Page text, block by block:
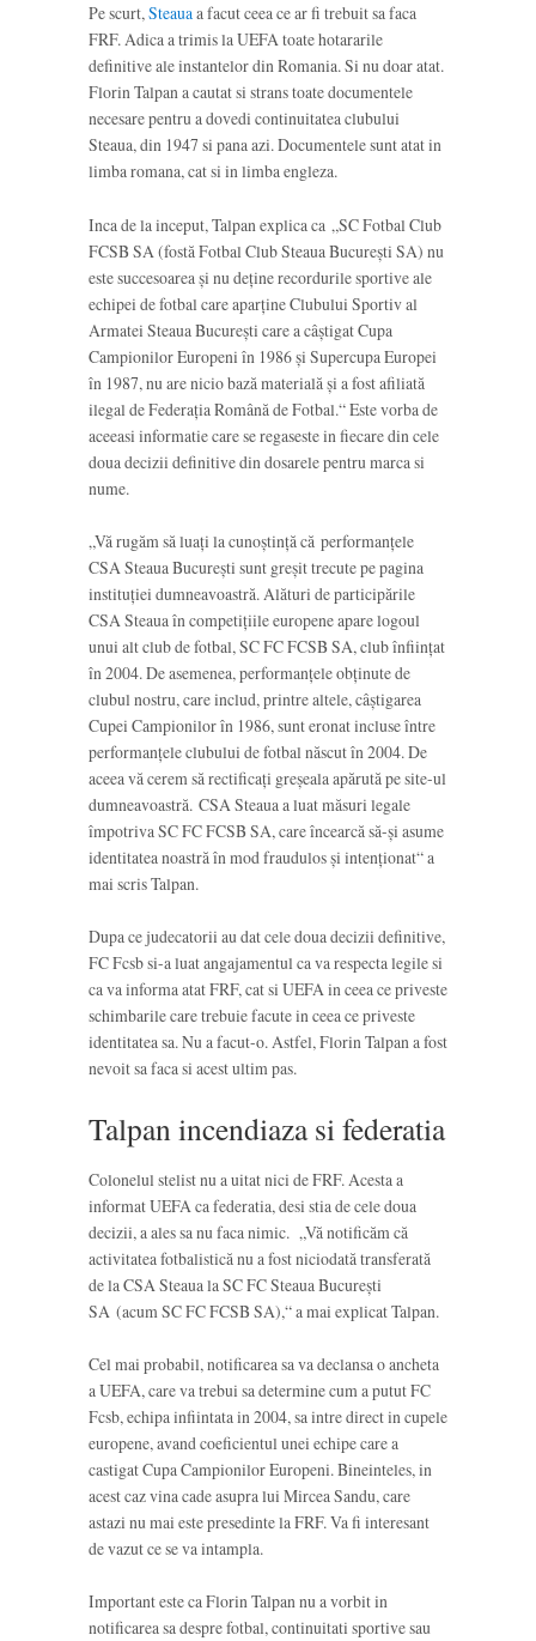
Pe scurt,Steauaa facut ceea ce ar fi trebuit sa faca
FRF. Adica a trimis la UEFA toate hotararile
definitive ale instantelor din Romania. Si nu doar atat.
Florin Talpan a cautat si strans toate documentele
necesare pentru a dovedi continuitatea clubului
Steaua, din 1947 si pana azi. Documentele sunt atat in
limba romana, cat si in limba engleza.
Inca de la inceput, Talpan explica ca „SC Fotbal Club
FCSB SA (fostă Fotbal Club Steaua Bucureşti SA) nu
este succesoarea şi nu deţine recordurile sportive ale
echipei de fotbal care aparţine Clubului Sportiv al
Armatei Steaua Bucureşti care a câştigat Cupa
Campionilor Europeni în 1986 şi Supercupa Europei
în 1987, nu are nicio bază materială şi a fost afiliată
ilegal de Federaţia Română de Fotbal.“ Este vorba de
aceeasi informatie care se regaseste in fiecare din cele
doua decizii definitive din dosarele pentru marca si
nume.
„Vă rugăm să luaţi la cunoştinţă că performanţele
CSA Steaua Bucureşti sunt greşit trecute pe pagina
instituţiei dumneavoastră. Alături de participările
CSA Steaua în competiţiile europene apare logoul
unui alt club de fotbal, SC FC FCSB SA, club înfiinţat
în 2004. De asemenea, performanţele obţinute de
clubul nostru, care includ, printre altele, câştigarea
Cupei Campionilor în 1986, sunt eronat incluse între
performanţele clubului de fotbal născut în 2004. De
aceea vă cerem să rectificaţi greşeala apărută pe site-ul
dumneavoastră. CSA Steaua a luat măsuri legale
împotriva SC FC FCSB SA, care încearcă să-şi asume
identitatea noastră în mod fraudulos şi intenţionat“ a
mai scris Talpan.
Dupa ce judecatorii au dat cele doua decizii definitive,
FC Fcsb si-a luat angajamentul ca va respecta legile si
ca va informa atat FRF, cat si UEFA in ceea ce priveste
schimbarile care trebuie facute in ceea ce priveste
identitatea sa. Nu a facut-o. Astfel, Florin Talpan a fost
nevoit sa faca si acest ultim pas.
Talpan incendiaza si federatia
Colonelul stelist nu a uitat nici de FRF. Acesta a
informat UEFA ca federatia, desi stia de cele doua
decizii, a ales sa nu faca nimic. „Vă notificăm că
activitatea fotbalistică nu a fost niciodată transferată
de la CSA Steaua la SC FC Steaua Bucureşti
SA (acum SC FC FCSB SA),“ a mai explicat Talpan.
Cel mai probabil, notificarea sa va declansa o ancheta
a UEFA, care va trebui sa determine cum a putut FC
Fcsb, echipa infiintata in 2004, sa intre direct in cupele
europene, avand coeficientul unei echipe care a
castigat Cupa Campionilor Europeni. Bineinteles, in
acest caz vina cade asupra lui Mircea Sandu, care
astazi nu mai este presedinte la FRF. Va fi interesant
de vazut ce se va intampla.
Important este ca Florin Talpan nu a vorbit in
notificarea sa despre fotbal, continuitati sportive sau